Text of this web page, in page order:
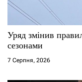
Уряд змінив
сезонами
7 Серпня, 2026